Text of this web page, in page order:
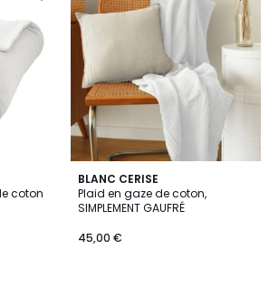
coton
BLANC CERISE
Plaid en gaze de coton,
SIMPLEMENT GAUFRÉ
45,00 €
4,5
/ 5
2
Couleurs